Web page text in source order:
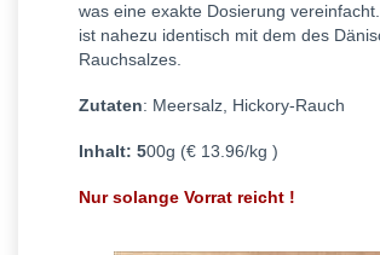
was eine exakte Dosierung
ist nahezu identisch mit dem des
Rauchsalzes.
Zutaten: Meersalz, Hickory-Rauch
Inhalt: 500g (€ 13.96/kg )
Nur solange Vorrat reicht !